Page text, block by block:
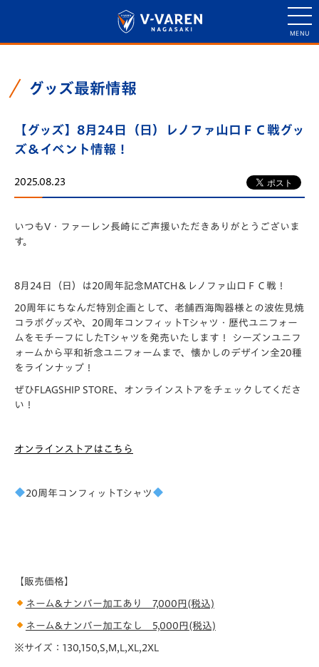
グッズ最新情報
【グッズ】8月24日（日）レノファ山口ＦＣ戦グッ
ズ＆イベント情報！
2025.08.23
いつもV・ファーレン長崎にご声援いただきありがとうございま
す。
8月24日（日）は20周年記念MATCH＆レノファ山口ＦＣ戦！
20周年にちなんだ特別企画として、老舗西海陶器様との波佐見焼
コラボグッズや、20周年コンフィットTシャツ・歴代ユニフォー
ムをモチーフにしたTシャツを発売いたします！ シーズンユニフ
ォームから平和祈念ユニフォームまで、懐かしのデザイン全20種
をラインナップ！
ぜひFLAGSHIP STORE、オンラインストアをチェックしてくださ
い！
オンラインストアはこちら
20周年コンフィットTシャツ
【販売価格】
ネーム&ナンバー加工あり 7,000円(税込)
ネーム&ナンバー加工なし 5,000円(税込)
※サイズ：130,150,S,M,L,XL,2XL